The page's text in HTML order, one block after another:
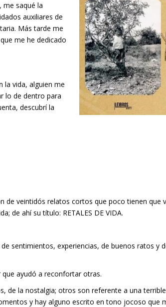
me saqué la
auxiliares de
Más tarde me
me he dedicado
la vida, alguien me
lo de dentro para
descubrí la
de veintidós relatos cortos que poco tienen que
de ahí su título: RETALES DE VIDA.
sentimientos, experiencias, de buenos ratos y
ayudó a reconfortar otras.
de la nostalgia; otros son referente a una terrible
y hay alguno escrito en tono jocoso que